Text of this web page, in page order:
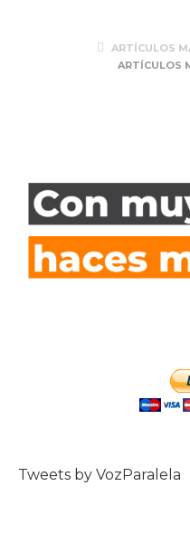
ARTÍCULOS
ARTÍCULOS
Tweets by VozParalela